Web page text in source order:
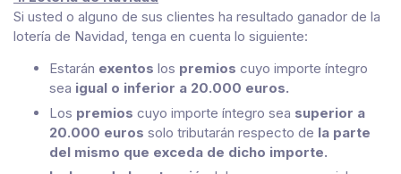
Si usted o alguno de sus clientes ha resultado ganador de la
lotería de Navidad, tenga en cuenta lo siguiente:
Estarán exentos los premios cuyo importe íntegro
sea igual o inferior a 20.000 euros.
Los premios cuyo importe íntegro sea superior a
20.000 euros solo tributarán respecto de la parte
del mismo que exceda de dicho importe.